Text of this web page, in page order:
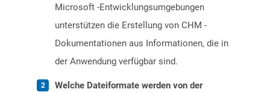
Microsoft -Entwicklungsumgebungen
unterstützen die Erstellung von CHM -
Dokumentationen aus Informationen, die in
der Anwendung verfügbar sind.
Welche Dateiformate werden von der